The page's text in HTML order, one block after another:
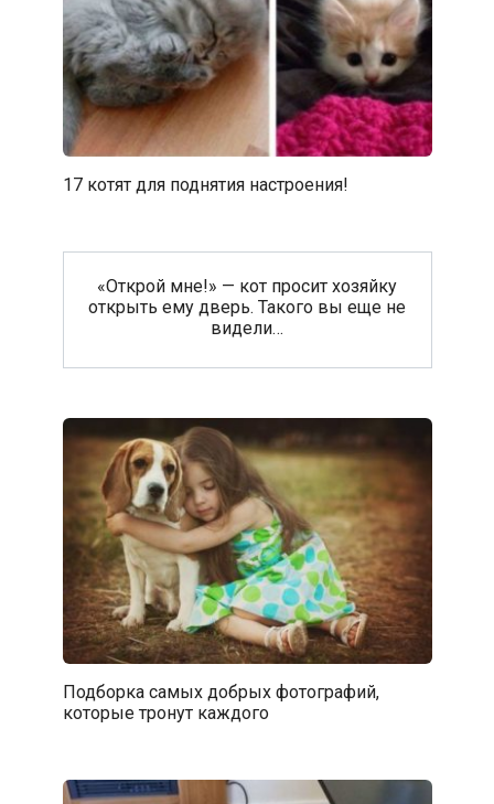
17 котят для поднятия настроения!
«Открой мне!» — кот просит хозяйку
открыть ему дверь. Такого вы еще не
видели…
Подборка самых добрых фотографий,
которые тронут каждого